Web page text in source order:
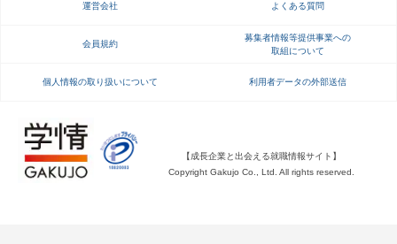
就活ニュースペーパー よくある質問
不明点があればこちら
運営会社 よくある質問
会員規約
募集者情報等提供事業への
取組について
個人情報の取り扱いについて 利用者データの外部送信
【成長企業と出会える就職情報サイト】
Copyright Gakujo Co., Ltd. All rights reserved.